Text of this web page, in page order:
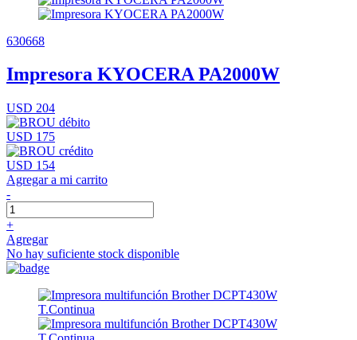
630668
Impresora KYOCERA PA2000W
USD 204
USD 175
USD 154
Agregar a mi carrito
-
+
Agregar
No hay suficiente stock disponible